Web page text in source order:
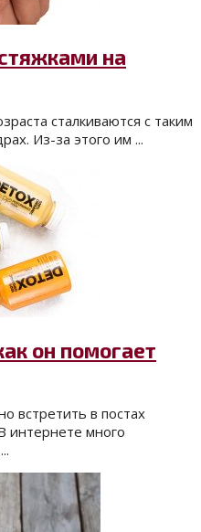
на
сталкиваются с таким
Из-за этого им ...
он помогает
встретить в постах
интернете много